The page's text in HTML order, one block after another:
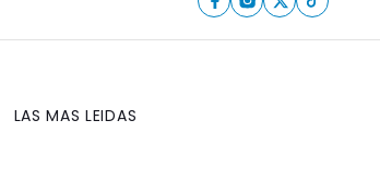
LAS MAS LEIDAS